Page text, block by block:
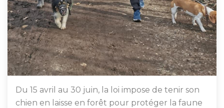
Du 15 avril au 30 juin, la loi impose de tenir son
chien en laisse en forêt pour protéger la faune